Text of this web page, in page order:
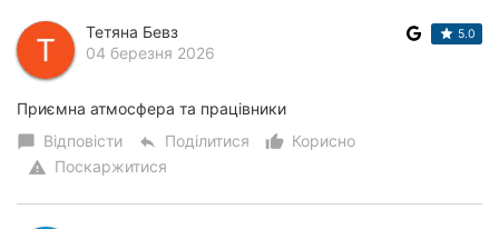
Тетяна Бевз
04 березня 2026
5.0
Приємна атмосфера та працівники
chat_bubble Відповісти reply Поділитися thumb_up_alt
Корисно
warning Поскаржитися